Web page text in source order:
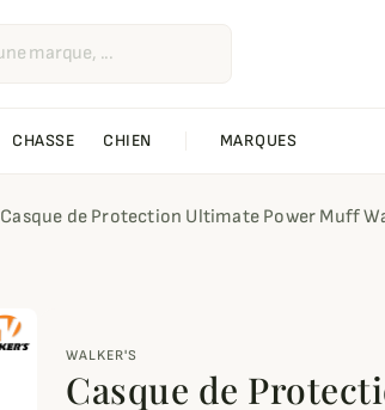
CHASSE CHIEN MARQUES
Casque de Protection Ultimate Power Muff
WALKER'S
Casque de